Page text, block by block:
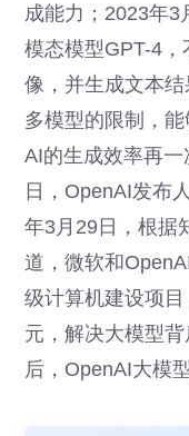
成能力；2023年3
模态模型GPT-4
像，并生成文本结
多模型的限制，
AI的生成效率再
日，OpenAI发布
年3月29日，根据
道，微软和
级计算机建设项
元，解决大模型
后，OpenAI大模